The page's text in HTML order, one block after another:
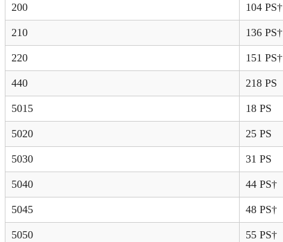
200 104 PS†
210 136 PS†
220 151 PS†
440 218 PS
5015 18 PS
5020 25 PS
5030 31 PS
5040 44 PS†
5045 48 PS†
5050 55 PS†